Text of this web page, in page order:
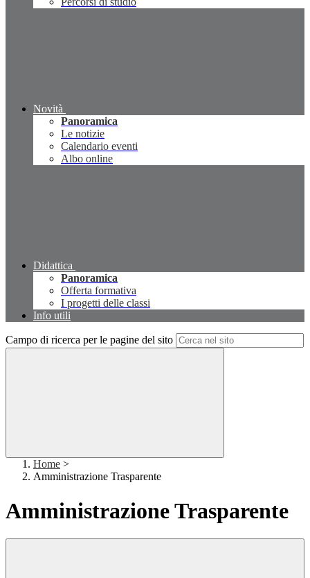
Novità
Panoramica
Le notizie
Calendario eventi
Albo online
Didattica
Panoramica
Offerta formativa
I progetti delle classi
Info utili
Campo di ricerca per le pagine del sito
Home >
Amministrazione Trasparente
Amministrazione Trasparente